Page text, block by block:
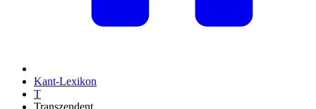
Kant-Lexikon
T
Transzendent